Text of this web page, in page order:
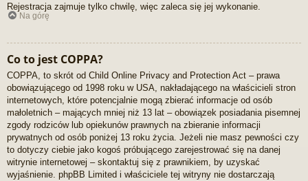
Rejestracja zajmuje tylko chwilę, więc zaleca się jej wykonanie.
Na górę
Co to jest COPPA?
COPPA, to skrót od Child Online Privacy and Protection Act – prawa
obowiązującego od 1998 roku w USA, nakładającego na właścicieli stron
internetowych, które potencjalnie mogą zbierać informacje od osób
małoletnich – mających mniej niż 13 lat – obowiązek posiadania pisemnej
zgody rodziców lub opiekunów prawnych na zbieranie informacji
prywatnych od osób poniżej 13 roku życia. Jeżeli nie masz pewności czy
to dotyczy ciebie jako kogoś próbującego zarejestrować się na danej
witrynie internetowej – skontaktuj się z prawnikiem, by uzyskać
wyjaśnienie. phpBB Limited i właściciele tej witryny nie dostarczają